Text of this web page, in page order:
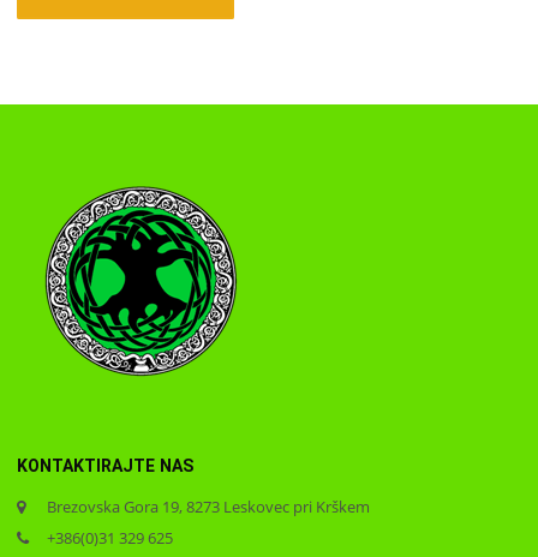
KONTAKTIRAJTE NAS
Brezovska Gora 19, 8273 Leskovec pri Krškem
+386(0)31 329 625